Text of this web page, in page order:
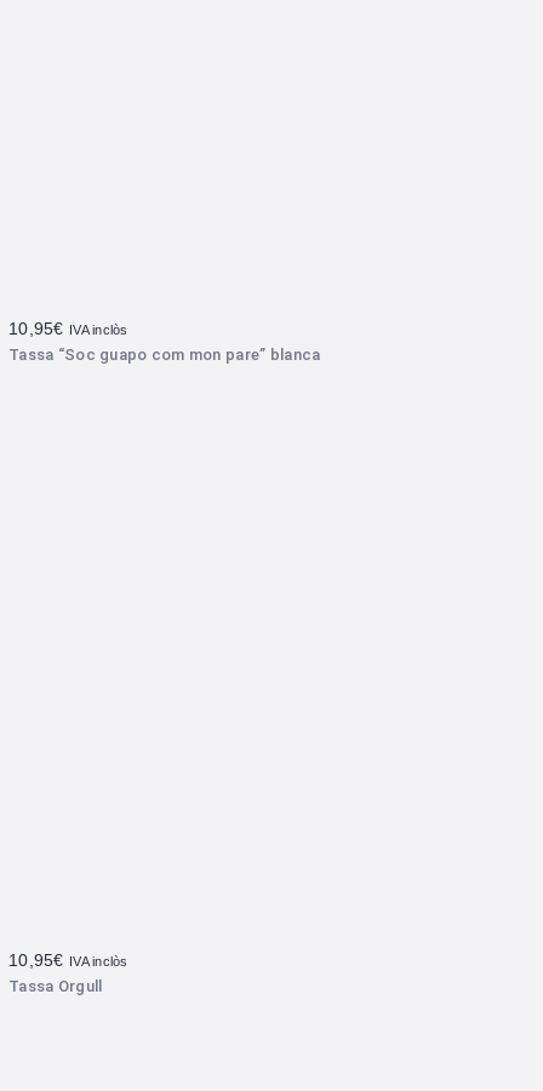
Tassa “Soc guapo com mon pare” blanca
10,95€ IVA inclòs
Tassa Orgull
10,95€ IVA inclòs